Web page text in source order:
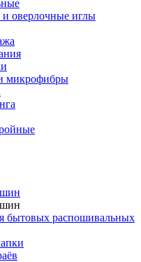
оверлочные иглы
микрофибры
бытовых распошивальных